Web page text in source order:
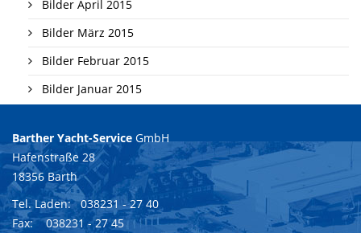
Bilder April 2015
Bilder März 2015
Bilder Februar 2015
Bilder Januar 2015
Barther Yacht-Service GmbH
Hafenstraße 28
18356 Barth
Tel. Laden:038231 - 27 40
Fax: 038231 - 27 45